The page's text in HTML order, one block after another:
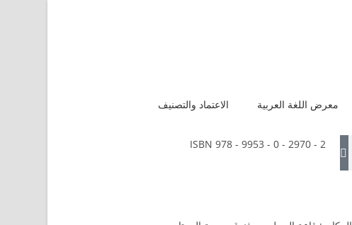
معرض اللغة العربية الاعتماد والتصنيف
ISBN 978 - 9953 - 0 - 2970 - 2